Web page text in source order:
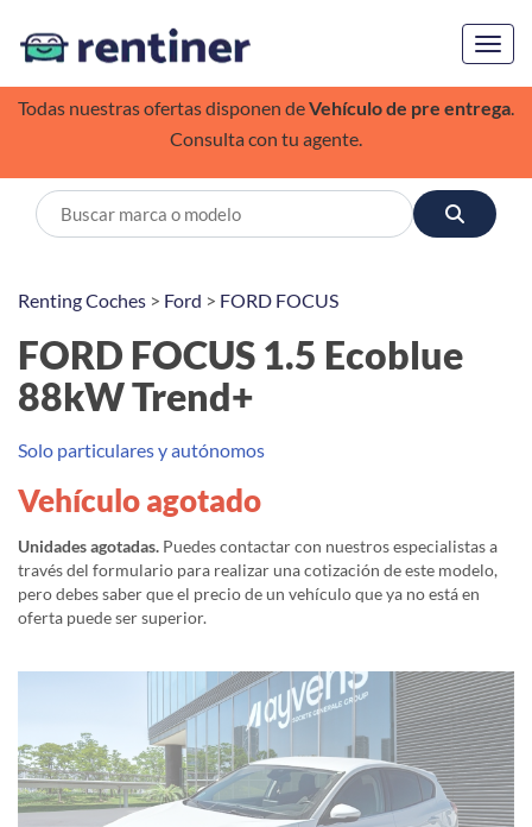
Todas nuestras ofertas disponen deVehículo de pre entrega.
Consulta con tu agente.
Renting Coches > Ford > FORD FOCUS
FORD FOCUS 1.5 Ecoblue
88kW Trend+
Solo particulares y autónomos
Vehículo agotado
Unidades agotadas. Puedes contactar con nuestros especialistas a
través del formulario para realizar una cotización de este modelo,
pero debes saber que el precio de un vehículo que ya no está en
oferta puede ser superior.